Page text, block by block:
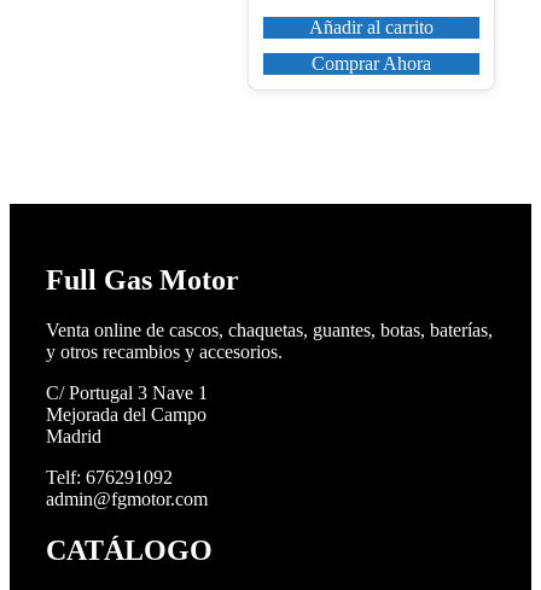
Añadir al carrito
Comprar Ahora
Full Gas Motor
Venta online de cascos, chaquetas, guantes, botas, baterías,
y otros recambios y accesorios.
C/ Portugal 3 Nave 1
Mejorada del Campo
Madrid
Telf: 676291092
admin@fgmotor.com
CATÁLOGO